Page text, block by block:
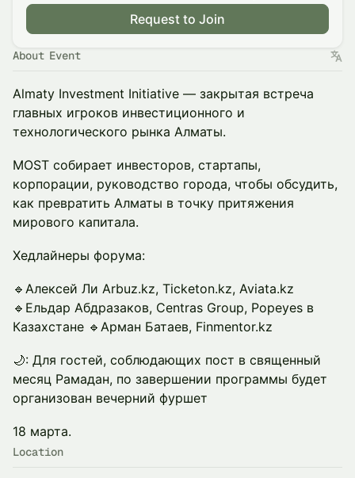
Request to Join
About Event
Almaty Investment Initiative — закрытая встреча
главных игроков инвестиционного и
технологического рынка Алматы.
MOST собирает инвесторов, стартапы,
корпорации, руководство города, чтобы обсудить,
как превратить Алматы в точку притяжения
мирового капитала.
Хедлайнеры форума:
🔹Алексей Ли Arbuz.kz, Ticketon.kz, Aviata.kz
🔹Ельдар Абдразаков, Centras Group, Popeyes в
Казахстане 🔹Арман Батаев, Finmentor.kz
🌙: Для гостей, соблюдающих пост в священный
месяц Рамадан, по завершении программы будет
организован вечерний фуршет
18 марта.
Location